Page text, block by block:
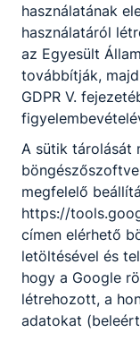
Köszönjük
Ada❣️
Három hetes
mobilitásunk
köszönetet
hozzájárultak
élményekben
használatának
használatáról
az Egyesült
továbbítják,
GDPR V.
A sütik tárolását
megfelelő
https://
címen elérhető
letöltésével és
hogy a Google
létrehozott, a
adatokat